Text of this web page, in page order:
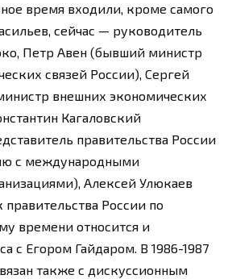
время входили, кроме самого
сейчас — руководитель
Петр Авен (бывший министр
связей России), Сергей
внешних экономических
Кагаловский
правительства России
с международными
Алексей Улюкаев
России по
времени относится и
с Егором Гайдаром. В 1986-1987
также с дискуссионным